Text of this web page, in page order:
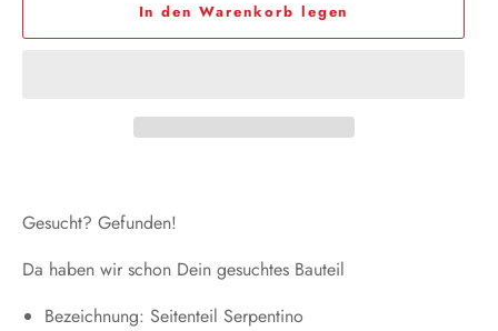
In den Warenkorb legen
Gesucht? Gefunden!
Da haben wir schon Dein gesuchtes Bauteil
Bezeichnung: Seitenteil Serpentino